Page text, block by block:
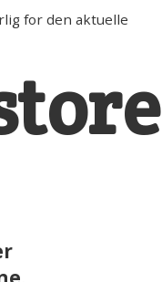
for den aktuelle